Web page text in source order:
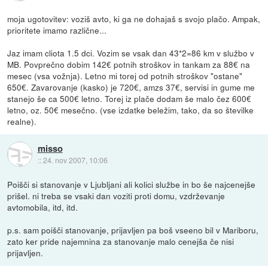
moja ugotovitev: voziš avto, ki ga ne dohajaš s svojo plačo. Ampak,
prioritete imamo različne...
Jaz imam cliota 1.5 dci. Vozim se vsak dan 43*2=86 km v službo v
MB. Povprečno dobim 142€ potnih stroškov in tankam za 88€ na
mesec (vsa vožnja). Letno mi torej od potnih stroškov "ostane"
650€. Zavarovanje (kasko) je 720€, amzs 37€, servisi in gume me
stanejo še ca 500€ letno. Torej iz plače dodam še malo čez 600€
letno, oz. 50€ mesečno. (vse izdatke beležim, tako, da so številke
realne).
misso
::24. nov 2007, 10:06
Poišči si stanovanje v Ljubljani ali kolici službe in bo še najcenejše
prišel. ni treba se vsaki dan voziti proti domu, vzdrževanje
avtomobila, itd, itd.
p.s. sam poišči stanovanje, prijavljen pa boš vseeno bil v Mariboru,
zato ker pride najemnina za stanovanje malo cenejša če nisi
prijavljen.